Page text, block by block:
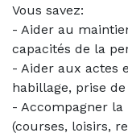
Vous savez:
- Aider au
capacités de la
- Aider aux actes
habillage, prise de
- Accompagner la
(courses, loisirs,